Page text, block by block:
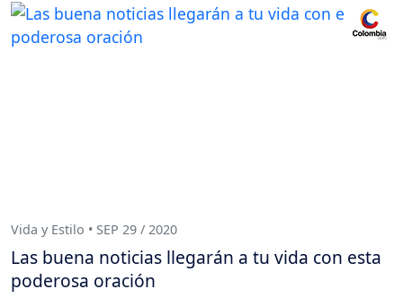
Vida y Estilo • SEP 29 / 2020
Las buena noticias llegarán a tu vida con esta
poderosa oración